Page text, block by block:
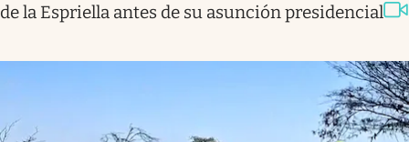
de la Espriella antes de su asunción presidencial